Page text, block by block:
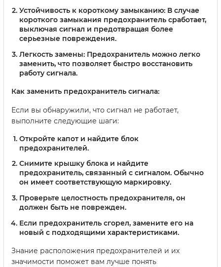
Устойчивость к короткому замыканию: В случае
короткого замыкания предохранитель сработает,
выключая сигнал и предотвращая более
серьезные повреждения.
Легкость замены: Предохранитель можно легко
заменить, что позволяет быстро восстановить
работу сигнала.
Как заменить предохранитель сигнала:
Если вы обнаружили, что сигнал не работает,
выполните следующие шаги:
Откройте капот и найдите блок
предохранителей.
Снимите крышку блока и найдите
предохранитель, связанный с сигналом. Обычно
он имеет соответствующую маркировку.
Проверьте целостность предохранителя, он
должен быть не поврежден.
Если предохранитель сгорел, замените его на
новый с подходящими характеристиками.
Знание расположения предохранителей и их
значимости поможет вам лучше понять